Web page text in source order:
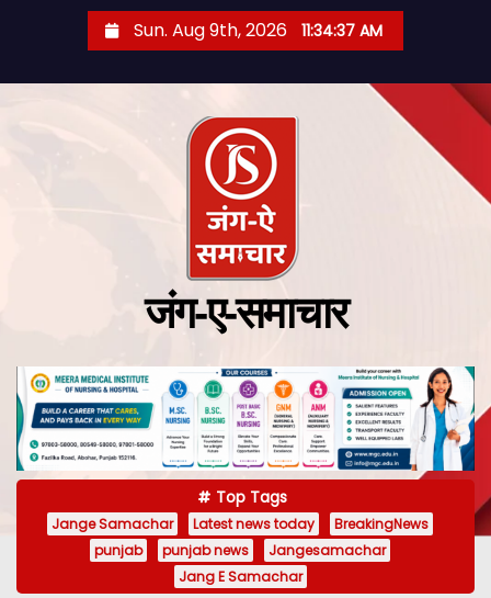
Sun. Aug 9th, 2026 11:34:38 AM
जंग-ए-समाचार
Top Tags
Jange Samachar Latest news today
BreakingNews
punjab
punjab news
Jangesamachar
Jang E Samachar